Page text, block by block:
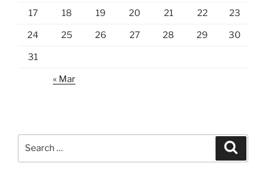
17 18 19 20 21 22 23
24 25 26 27 28 29 30
31
« Mar